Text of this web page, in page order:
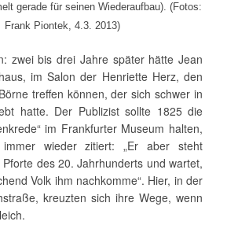
gerade für seinen Wiederaufbau). (Fotos:
Frank Piontek, 4.3. 2013)
zwei bis drei Jahre später hätte Jean
im Salon der Henriette Herz, den
treffen können, der sich schwer in
hatte. Der Publizist sollte 1825 die
im Frankfurter Museum halten,
wieder zitiert: „Er aber steht
des 20. Jahrhunderts und wartet,
Volk ihm nachkomme“. Hier, in der
kreuzten sich ihre Wege, wenn